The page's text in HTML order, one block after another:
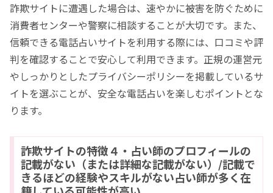
詐欺サイトに遭遇した場合は、速やかに被害を防ぐために
消費者センターや警察に相談することが大切です。また、
信頼できる電話占いサイトを利用する際には、口コミや評
判を確認することで安心して利用できます。正規の運営元
やしっかりとしたプライバシーポリシーを掲載しているサ
イトを選ぶことが、安全な電話占いを楽しむポイントとな
ります。
詐欺サイトの特徴４・占い師のプロフィールの
記載がない（または詳細な記載がない）/記載で
きるほどの経験やスキルがない占い師が多く在